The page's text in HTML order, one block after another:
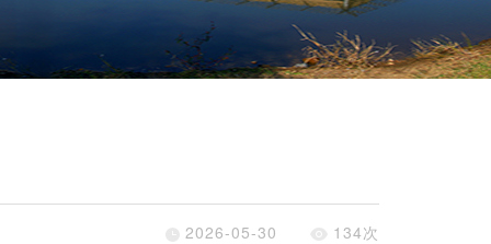
2026-05-30 134次